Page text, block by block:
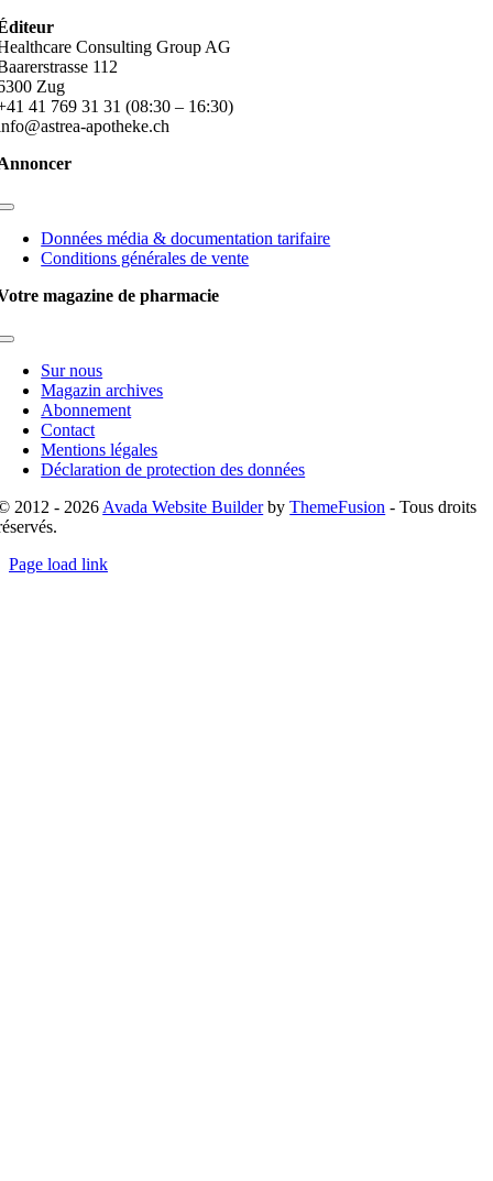
Consulting Group AG
112
Zug
41 769 31 31 (08:30 – 16:30)
apotheke.ch
Toggle
NavigationDonnées média & documentation tarifaire
Conditions générales de vente
magazine de pharmacie
Toggle
NavigationSur nous
Magazin archives
Abonnement
Contact
Mentions légales
Déclaration de protection des données
2012 - 2026 Avada Website BuilderbyThemeFusion - Tous droits
Page load link